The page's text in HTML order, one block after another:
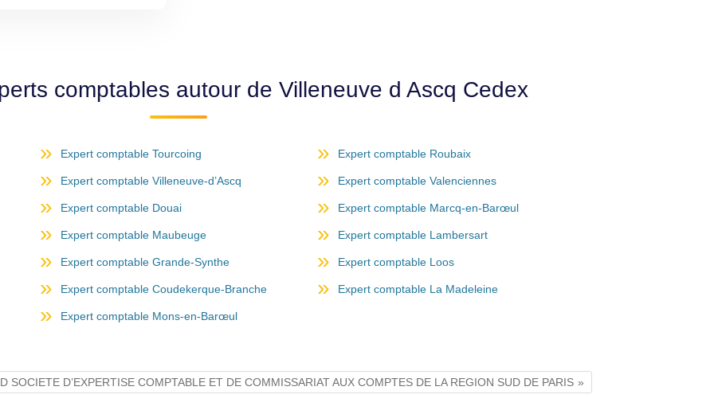
comptables autour de Villeneuve d Ascq Cedex
Expert comptable Tourcoing Expert comptable Roubaix
Expert comptable Villeneuve-d’Ascq Expert comptable Valenciennes
Expert comptable Douai Expert comptable Marcq-en-Barœul
Expert comptable Maubeuge Expert comptable Lambersart
Expert comptable Grande-Synthe Expert comptable Loos
Expert comptable Coudekerque-Branche Expert comptable La Madeleine
Expert comptable Mons-en-Barœul
SOCIETE D’EXPERTISE COMPTABLE ET DE COMMISSARIAT AUX COMPTES DE LA REGION SUD DE PARIS